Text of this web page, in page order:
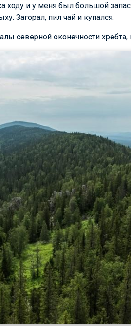
ходу и у меня был большой
Загорал, пил чай и купался.
северной оконечности